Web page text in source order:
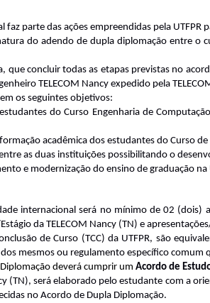
parte das ações empreendidas pela UTFPR
do adendo de dupla diplomação entre o
que concluir todas as etapas previstas no
TELECOM Nancy expedido pela
os seguintes objetivos:
do Curso Engenharia de
acadêmica dos estudantes do Curso
as duas instituições possibilitando o
e modernização do ensino de graduação na
internacional será no mínimo de 02
da TELECOM Nancy (TN) e
de Curso (TCC) da UTFPR, são
mesmos ou regulamento específico comum
deverá cumprir um Acordo de
(TN), será elaborado pelo estudante com a
no Acordo de Dupla Diplomação.